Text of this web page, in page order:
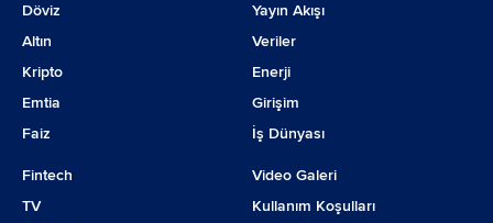
Döviz
Altın
Kripto
Emtia
Faiz
Yayın Akışı
Veriler
Enerji
Girişim
İş Dünyası
Fintech
TV
Video Galeri
Kullanım Koşulları